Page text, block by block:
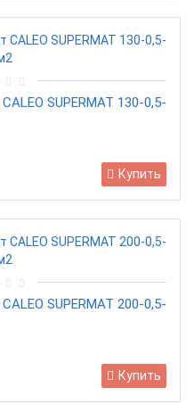
SUPERMAT 130-0,5-
Купить
SUPERMAT 200-0,5-
Купить